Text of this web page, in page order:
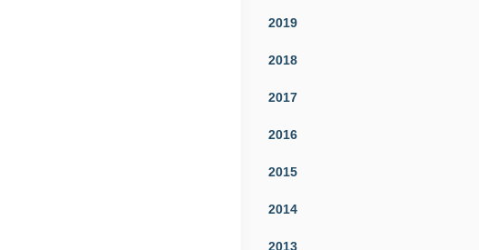
2019
2018
2017
2016
2015
2014
2013